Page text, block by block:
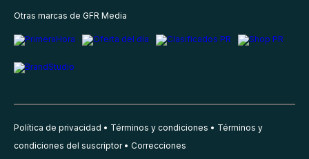
Otras marcas de GFR Media
Política de privacidad Términos y condiciones
Términos y
condiciones del suscriptor
Correcciones